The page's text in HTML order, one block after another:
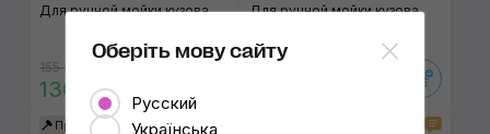
Для ручной мойки кузова
155 ₴
130 ₴
Для ручной мойки кузова
Продано
Оберіть мову сайту
Русский
Українська